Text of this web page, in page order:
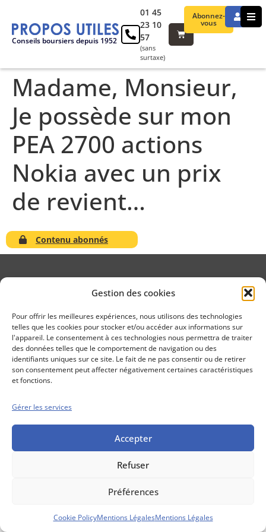
Gestion des cookies
Pour offrir les meilleures expériences, nous utilisons des technologies
telles que les cookies pour stocker et/ou accéder aux informations sur
l'appareil. Le consentement à ces technologies nous permettra de traiter
des données telles que le comportement de navigation ou des
identifiants uniques sur ce site. Le fait de ne pas consentir ou de retirer
son consentement peut affecter négativement certaines caractéristiques
et fonctions.
Gérer les services
Accepter
Refuser
Préférences
Cookie PolicyMentions LégalesMentions Légales
Conseils boursiers depuis 1952
Abonnez-
vous
01 45
23 10
57
(sans
surtaxe)
Madame, Monsieur,
Je possède sur mon
PEA 2700 actions
Nokia avec un prix
de revient…
Contenu abonnés
Conseils boursiers depuis 1952
Propos Utiles est
une publication
des Editions
Marigny
Mentions Légales
Politique cookie